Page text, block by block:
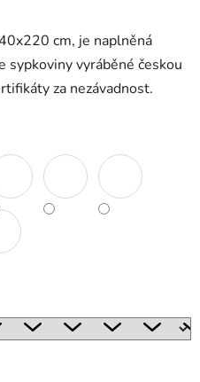
cm, je naplněná
sypkoviny vyráběné českou
za nezávadnost.